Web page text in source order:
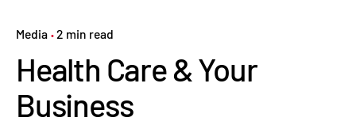
Media 2 min read
Health Care & Your
Business